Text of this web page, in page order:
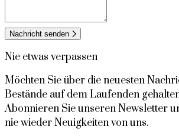
Nachricht senden
Nie etwas verpassen
Möchten Sie über die neuesten
Bestände auf dem Laufenden
Abonnieren Sie unseren Newsletter
nie wieder Neuigkeiten von uns.